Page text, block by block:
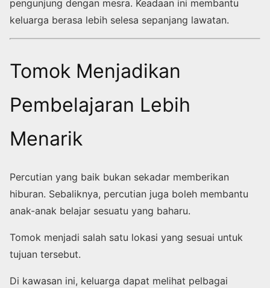
pengunjung dengan mesra. Keadaan ini membantu
keluarga berasa lebih selesa sepanjang lawatan.
Tomok Menjadikan
Pembelajaran Lebih
Menarik
Percutian yang baik bukan sekadar memberikan
hiburan. Sebaliknya, percutian juga boleh membantu
anak-anak belajar sesuatu yang baharu.
Tomok menjadi salah satu lokasi yang sesuai untuk
tujuan tersebut.
Di kawasan ini, keluarga dapat melihat pelbagai